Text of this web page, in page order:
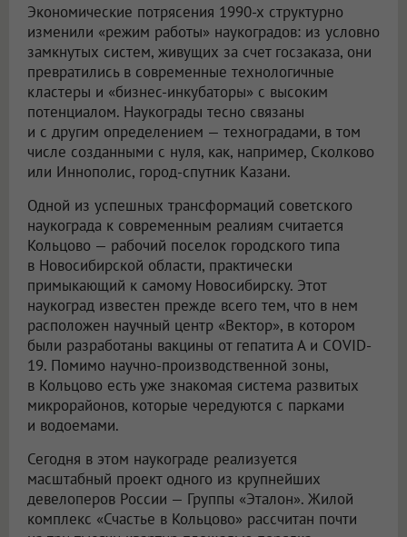
Экономические потрясения 1990-х структурно
изменили «режим работы» наукоградов: из условно
замкнутых систем, живущих за счет госзаказа, они
превратились в современные технологичные
кластеры и «бизнес-инкубаторы» с высоким
потенциалом. Наукограды тесно связаны
и с другим определением — техноградами, в том
числе созданными с нуля, как, например, Сколково
или Иннополис, город-спутник Казани.
Одной из успешных трансформаций советского
наукограда к современным реалиям считается
Кольцово — рабочий поселок городского типа
в Новосибирской области, практически
примыкающий к самому Новосибирску. Этот
наукоград известен прежде всего тем, что в нем
расположен научный центр «Вектор», в котором
были разработаны вакцины от гепатита А и COVID-
19. Помимо научно-производственной зоны,
в Кольцово есть уже знакомая система развитых
микрорайонов, которые чередуются с парками
и водоемами.
Сегодня в этом наукограде реализуется
масштабный проект одного из крупнейших
девелоперов России — Группы «Эталон». Жилой
комплекс «Счастье в Кольцово» рассчитан почти